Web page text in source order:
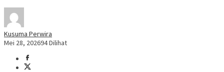
Kusuma Perwira
Mei 28, 202694 Dilihat